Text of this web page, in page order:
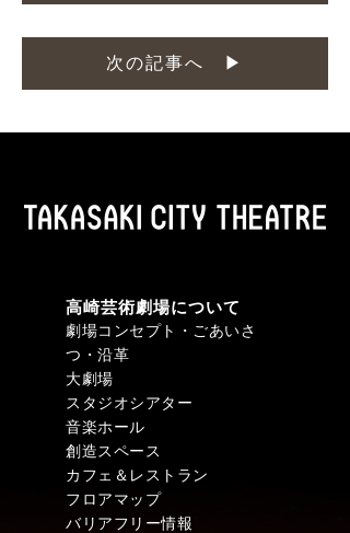
次の記事へ ▶
高崎芸術劇場について
劇場コンセプト・ごあいさ
つ・沿革
大劇場
スタジオシアター
音楽ホール
創造スペース
カフェ＆レストラン
フロアマップ
バリアフリー情報